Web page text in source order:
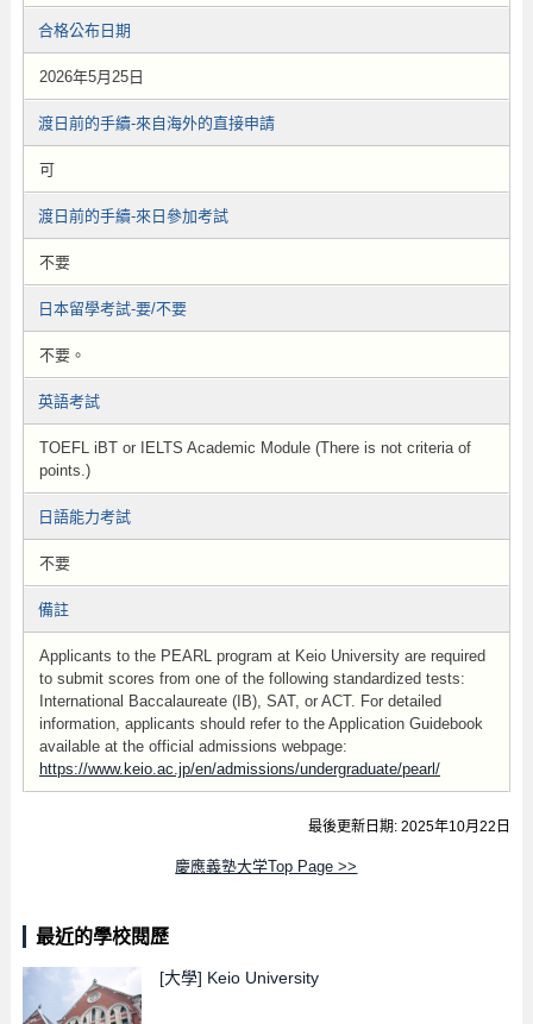
合格公布日期
2026年5月25日
渡日前的手續-來自海外的直接申請
可
渡日前的手續-來日參加考試
不要
日本留學考試-要/不要
不要。
英語考試
TOEFL iBT or IELTS Academic Module (There is not criteria of
points.)
日語能力考試
不要
備註
Applicants to the PEARL program at Keio University are required
to submit scores from one of the following standardized tests:
International Baccalaureate (IB) , SAT, or ACT. For detailed
information, applicants should refer to the Application Guidebook
available at the official admissions webpage:
https://www.keio.ac.jp/en/admissions/undergraduate/pearl/
最後更新日期: 2025年10月22日
慶應義塾大学Top Page >>
最近的學校閱歷
[大學] Keio University